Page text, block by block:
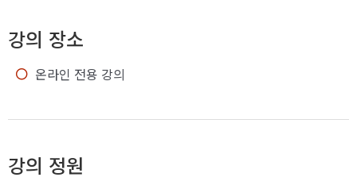
강의 장소
온라인 전용 강의
강의 정원